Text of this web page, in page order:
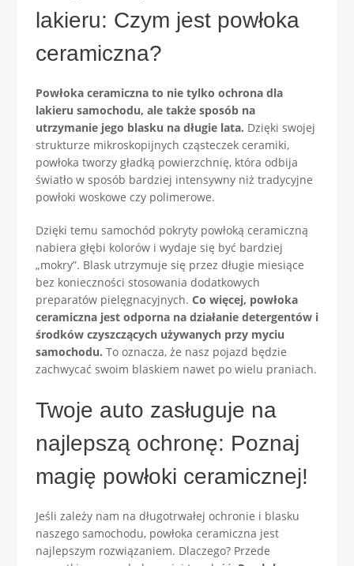
lakieru: Czym jest powłoka
ceramiczna?
Powłoka ceramiczna to nie tylko ochrona dla
lakieru samochodu, ale także sposób na
utrzymanie jego blasku na długie lata. Dzięki swojej
strukturze mikroskopijnych cząsteczek ceramiki,
powłoka tworzy gładką powierzchnię, która odbija
światło w sposób bardziej intensywny niż tradycyjne
powłoki woskowe czy polimerowe.
Dzięki temu samochód pokryty powłoką ceramiczną
nabiera głębi kolorów i wydaje się być bardziej
„mokry”. Blask utrzymuje się przez długie miesiące
bez konieczności stosowania dodatkowych
preparatów pielęgnacyjnych. Co więcej, powłoka
ceramiczna jest odporna na działanie detergentów i
środków czyszczących używanych przy myciu
samochodu. To oznacza, że nasz pojazd będzie
zachwycać swoim blaskiem nawet po wielu praniach.
Twoje auto zasługuje na
najlepszą ochronę: Poznaj
magię powłoki ceramicznej!
Jeśli zależy nam na długotrwałej ochronie i blasku
naszego samochodu, powłoka ceramiczna jest
najlepszym rozwiązaniem. Dlaczego? Przede